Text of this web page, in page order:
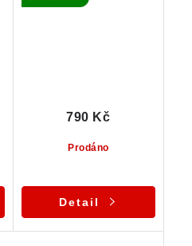
Prodáno
790 Kč
Detail